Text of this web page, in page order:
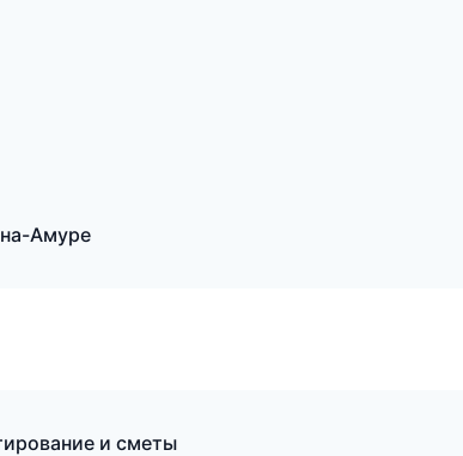
Амуре
и сметы